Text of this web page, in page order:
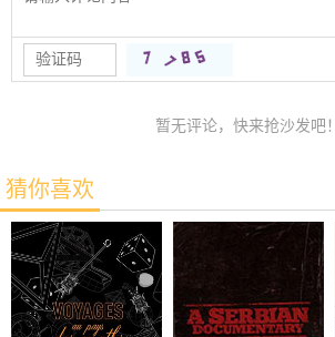
暂无评论，快来抢沙发吧！
猜你喜欢